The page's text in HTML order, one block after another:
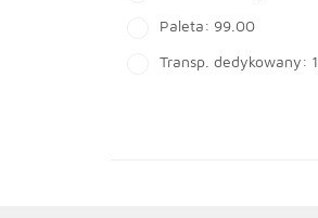
Paleta: 99.00
Transp. dedykowany: